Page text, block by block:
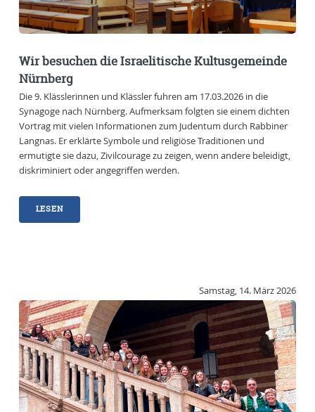
Wir besuchen die Israelitische Kultusgemeinde
Nürnberg
Die 9. Klässlerinnen und Klässler fuhren am 17.03.2026 in die
Synagoge nach Nürnberg. Aufmerksam folgten sie einem dichten
Vortrag mit vielen Informationen zum Judentum durch Rabbiner
Langnas. Er erklärte Symbole und religiöse Traditionen und
ermutigte sie dazu, Zivilcourage zu zeigen, wenn andere beleidigt,
diskriminiert oder angegriffen werden.
LESEN
Samstag, 14. März 2026